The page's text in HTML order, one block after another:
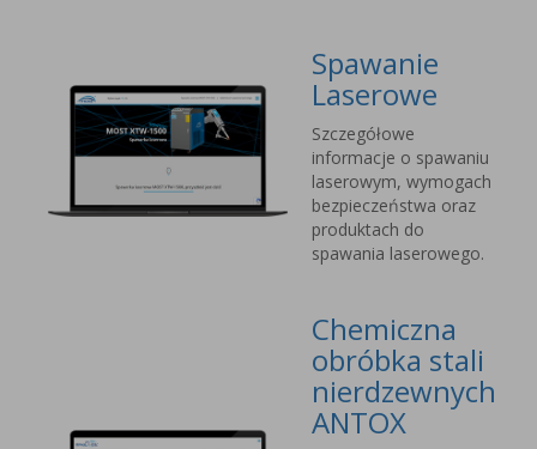
Spawanie
Laserowe
Szczegółowe
informacje o spawaniu
laserowym, wymogach
bezpieczeństwa oraz
produktach do
spawania laserowego.
Chemiczna
obróbka stali
nierdzewnych
ANTOX